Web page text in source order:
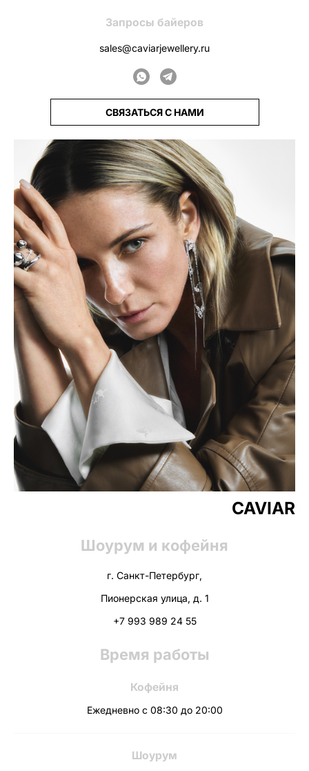
Запросы байеров
sales@caviarjewellery.ru
СВЯЗАТЬСЯ С НАМИ
CAVIAR
Шоурум и кофейня
г. Санкт-Петербург,
Пионерская улица, д. 1
+7 993 989 24 55
Время работы
Кофейня
Ежедневно с 08:30 до 20:00
Шоурум